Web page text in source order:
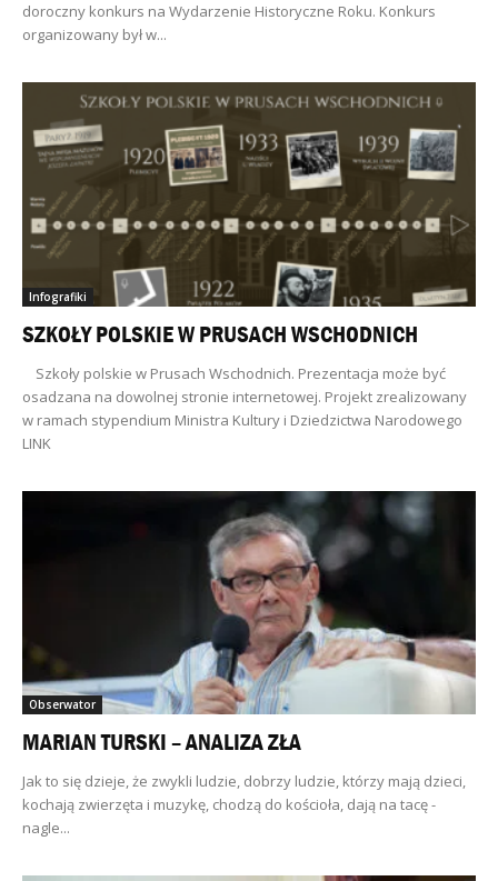
doroczny konkurs na Wydarzenie Historyczne Roku. Konkurs
organizowany był w...
Infografiki
SZKOŁY POLSKIE W PRUSACH WSCHODNICH
Szkoły polskie w Prusach Wschodnich. Prezentacja może być
osadzana na dowolnej stronie internetowej. Projekt zrealizowany
w ramach stypendium Ministra Kultury i Dziedzictwa Narodowego
LINK
Obserwator
MARIAN TURSKI – ANALIZA ZŁA
Jak to się dzieje, że zwykli ludzie, dobrzy ludzie, którzy mają dzieci,
kochają zwierzęta i muzykę, chodzą do kościoła, dają na tacę -
nagle...